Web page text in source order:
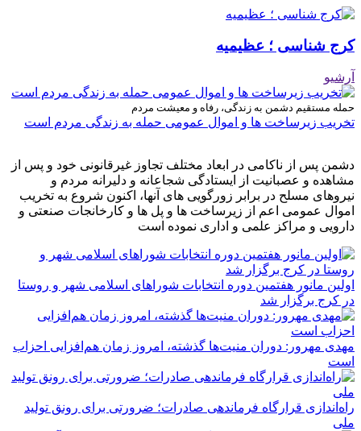
کرج شناسی ؛ عظیمیه
آرشیو
حمله مستقیم دشمن به زندگی، رفاه و معیشت مردم
تخریب زیرساخت ها و اموال عمومی حمله به زندگی مردم است
دشمن پس از ناکامی در ابعاد مختلف تجاوز غیرقانونی خود و پس از
مشاهده و عصبانیت از ایستادگی شجاعانه و دلیرانه مردم و
نیروهای مسلح در برابر زورگویی های آنها، اکنون شروع به تخریب
اموال عمومی اعم از زیرساخت ها و پل ها و کارخانجات صنعتی و
دارویی و مراکز علمی و اداری نموده است
اولین مانور هفتمین دوره انتخابات شوراهای اسلامی شهر و روستا
در کرج برگزار شد
مهدی مهرور: دوران منیت‌ها گذشته، امروز زمان هم‌افزایی احزاب
است
راه‌اندازی قرارگاه فرماندهی صادرات؛ ضرورتی برای رونق تولید
ملی